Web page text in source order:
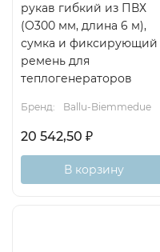
рукав гибкий из ПВХ
(O300 мм, длина 6 м),
сумка и фиксирующий
ремень для
теплогенераторов
Бренд: Ballu-Biemmedue
20 542,50 ₽
В корзину